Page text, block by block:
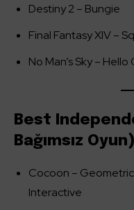
Destiny 2 – Bungie
Final Fantasy XIV –
No Man’s Sky – Hello
Best
Bağımsız Oyun)
Cocoon –
Interactive